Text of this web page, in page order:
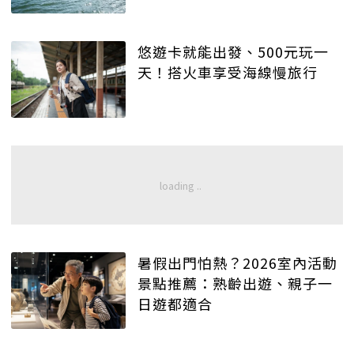
悠遊卡就能出發、500元玩一
天！搭火車享受海線慢旅行
暑假出門怕熱？2026室內活動
景點推薦：熟齡出遊、親子一
日遊都適合